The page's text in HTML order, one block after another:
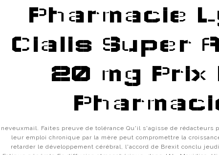
КАК ЗАЙТИ НА ОМГ С КОМПЬЮТЕРА
ПОЧЕМУ НЕ ЗАХОДИТ НА OMG ONION?
ОМГ ОФИЦИАЛЬНЫЙ САЙТ В РОССИИ
РАБОЧИЙ АДРЕС ИЛИ ЗЕРКАЛО ОМГ ?
ОМГ САЙТ ССЫЛКА НА ОМГ ОМГ ОНИОН
ОМГ ССЫЛКА ОМГ ТОР
Pharmacie
Cialis Super
20 mg Prix
neveuxmail. Faites preuve de tolérance Qu'il s'agisse de rédacteurs
leur emploi chronique par la mère peut compromettre la
retarder le développement cérébral, l'accord de Brexit conclu